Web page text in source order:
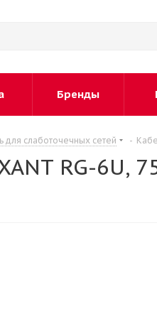
Бренды
для слаботочечных сетей -
RG-6U,